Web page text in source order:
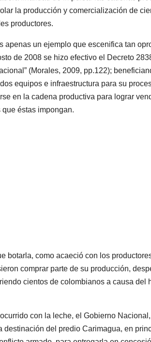
la producción y comercialización de
productores.
apenas un ejemplo que escenifica tan
de 2008 se hizo efectivo el Decreto
(Morales, 2009, pp.122);
equipos e infraestructura para su
en la cadena productiva para lograr
éstas impongan.
botarla, como acaeció con los
comprar parte de su producción,
cientos de colombianos a causa del
con la leche, el Gobierno
destinación del predio Carimagua, en